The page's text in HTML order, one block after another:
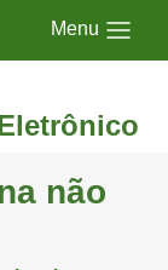
Menu
não